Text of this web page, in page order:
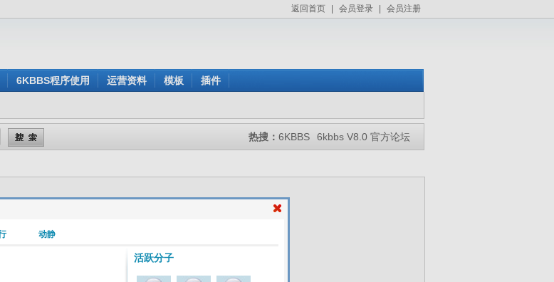
返回首页 会员登录 会员注册
6KBBS程序使用 运营资料 模板 插件
热搜： 6KBBS 6kbbs V8.0 官方论坛
看不清楚？点击刷新验证码